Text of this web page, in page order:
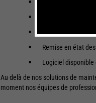
Diagnostic
Remise en état
Logiciel disponible
Au delà de nos solutions de
moment nos équipes de